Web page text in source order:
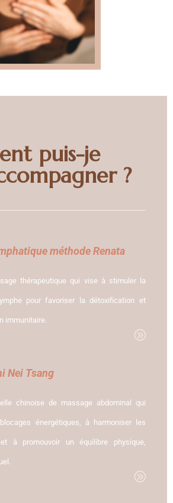
puis-je
?
méthode Renata
thérapeutique qui vise à stimuler la
pour favoriser la détoxification et
immunitaire.
A
Nei Tsang
chinoise de massage abdominal qui
énergétiques, à harmoniser les
à promouvoir un équilibre physique,
A